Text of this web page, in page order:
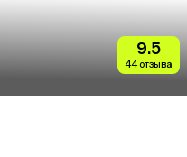
9.5
44 отзыва